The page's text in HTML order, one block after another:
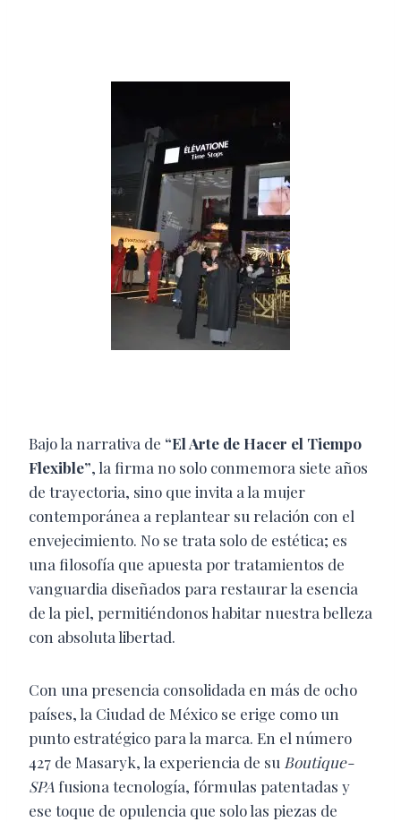
Bajo la narrativa de “El Arte de Hacer el Tiempo
Flexible”, la firma no solo conmemora siete años
de trayectoria, sino que invita a la mujer
contemporánea a replantear su relación con el
envejecimiento. No se trata solo de estética; es
una filosofía que apuesta por tratamientos de
vanguardia diseñados para restaurar la esencia
de la piel, permitiéndonos habitar nuestra belleza
con absoluta libertad.
Con una presencia consolidada en más de ocho
países, la Ciudad de México se erige como un
punto estratégico para la marca. En el número
427 de Masaryk, la experiencia de su Boutique-
SPA fusiona tecnología, fórmulas patentadas y
ese toque de opulencia que solo las piezas de